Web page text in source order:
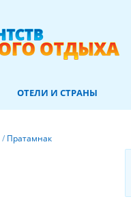
ОТЕЛИ И СТРАНЫ
/ Пратамнак